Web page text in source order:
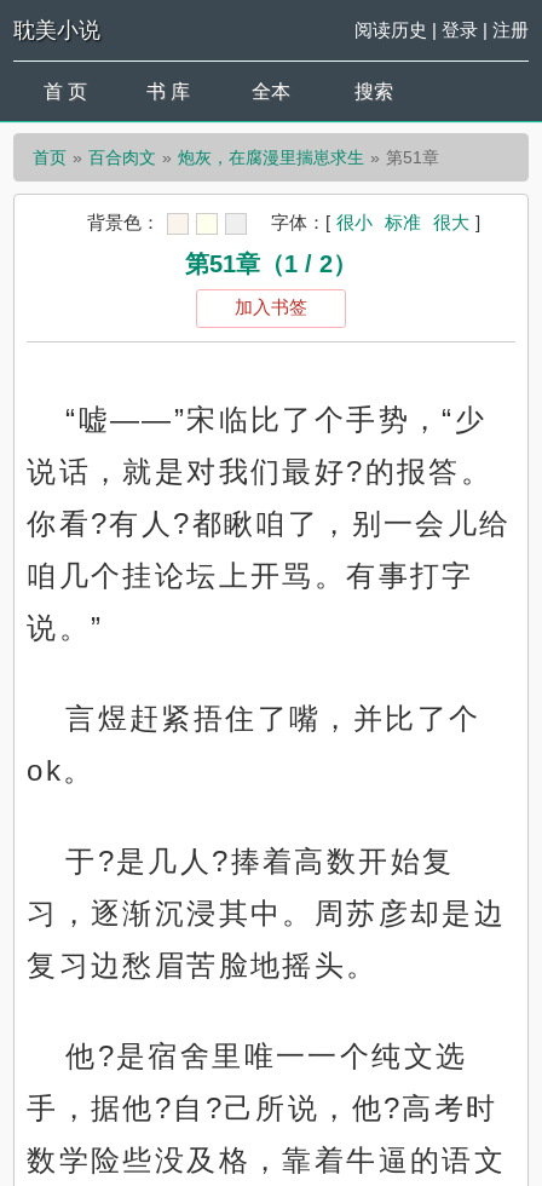
耽美小说 阅读历史 | 登录| 注册
首 页 书 库 全本 搜索
首页 百合肉文 炮灰，在腐漫里揣崽求生 第51章
背景色： 字体： [ 很小 标准 很大 ]
第51章（1 / 2）
加入书签
“嘘——”宋临比了个手势，“少
说话，就是对我们最好?的报答。
你看?有人?都瞅咱了，别一会儿给
咱几个挂论坛上开骂。有事打字
说。”
言煜赶紧捂住了嘴，并比了个
ok。
于?是几人?捧着高数开始复
习，逐渐沉浸其中。周苏彦却是边
复习边愁眉苦脸地摇头。
他?是宿舍里唯一一个纯文选
手，据他?自?己所说，他?高考时
数学险些没及格，靠着牛逼的语文